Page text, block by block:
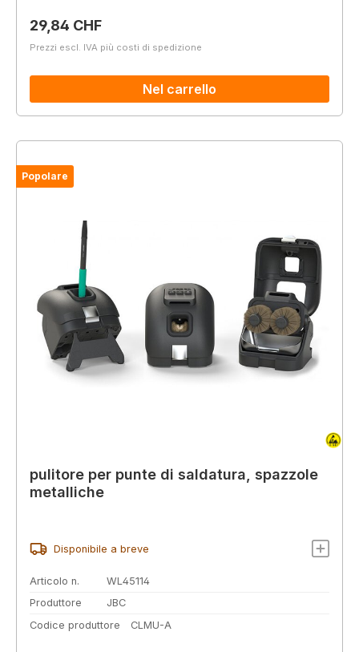
Prezzo normale:
29,84 CHF
Prezzi escl. IVA più costi di spedizione
Nel carrello
Popolare
pulitore per punte di saldatura, spazzole
metalliche
Disponibile a breve
Articolo n.
WL45114
Produttore
JBC
Codice produttore
CLMU-A